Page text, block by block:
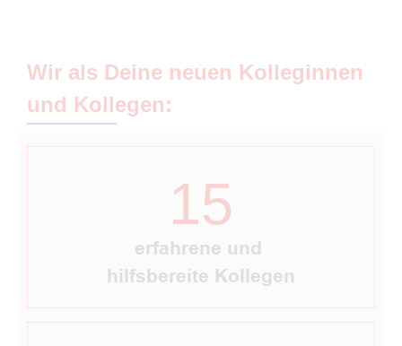
Wir als Deine neuen Kolleginnen
und Kollegen:
15
erfahrene und
hilfsbereite Kollegen